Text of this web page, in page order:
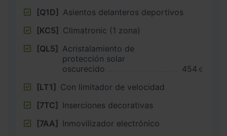
[Q1D] Asientos delanteros deportivos
[KC5] Climatronic (1 zona)
[QL5] Acristalamiento de
protección solar
oscurecido
454 €
[LT1] Con limitador de velocidad
[7TC] Inserciones decorativas
[7AA] Inmovilizador electrónico